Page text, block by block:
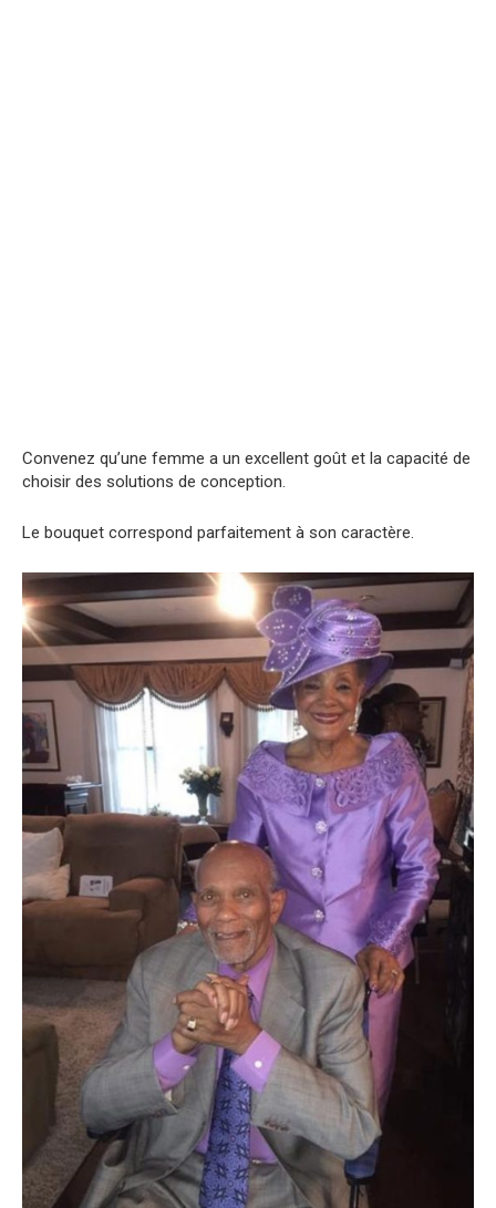
Convenez qu’une femme a un excellent goût et la capacité de
choisir des solutions de conception.
Le bouquet correspond parfaitement à son caractère.